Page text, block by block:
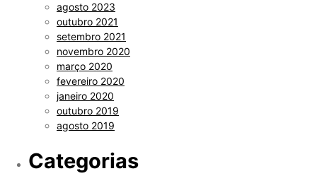
agosto 2023
outubro 2021
setembro 2021
novembro 2020
março 2020
fevereiro 2020
janeiro 2020
outubro 2019
agosto 2019
Categorias